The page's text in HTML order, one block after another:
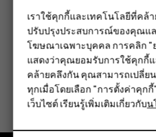
สมาร์ทโฟน
ฟีเจอร์โฟน
อุปกรณ์เสริม
แท็บเล็ต
ข้อมูลนี้มีประโยชน์กับคุณหรือ
เราใช้คุกกี้และเทคโนโลยีที่คล้
ปรับปรุงประสบการณ์ของคุณแ
โฆษณาเฉพาะบุคคล การคลิก
แสดงว่าคุณยอมรับการใช้คุกกี้
คล้ายคลึงกัน คุณสามารถเปลี่ย
ทุกเมื่อโดยเลือก "การตั้งค่าคุก
เว็บไซต์ เรียนรู้เพิ่มเติมเกี่ยวกับน